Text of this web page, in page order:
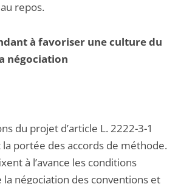
repos.
à favoriser une culture du
négociation
du projet d’article L. 2222-3-1
portée des accords de méthode.
à l’avance les conditions
la négociation des conventions et